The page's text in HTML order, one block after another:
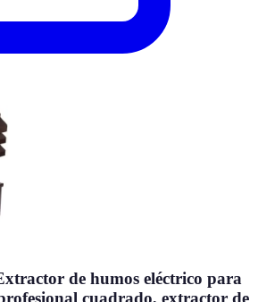
de humos eléctrico para
cuadrado, extractor de